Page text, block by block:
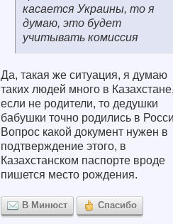
касается Украины, то я
думаю, это будет
учитывать комиссия
Да, такая же ситуация, я думаю
таких людей много в
если не родители, то дедушки
бабушки точно родились в
Вопрос какой документ нужен в
подтверждение этого, в
Казахстанском паспорте вроде
пишется место рождения.
В Минюст Спасибо